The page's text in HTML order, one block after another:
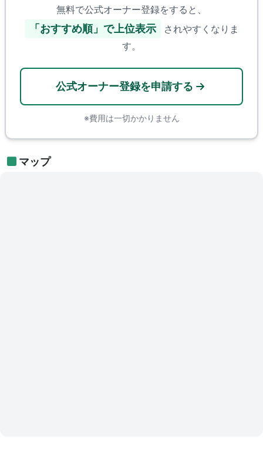
無料で公式オーナー登録をすると、
「おすすめ順」で上位表示
されやすくなりま
す。
公式オーナー登録を申請する
※費用は一切かかりません
マップ